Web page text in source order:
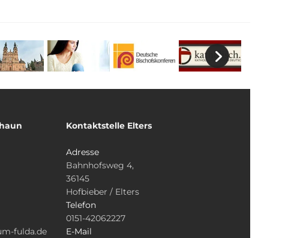
fulda.de
Kontaktstelle Elters
Adresse
Bahnhofsweg 4,
36145
Hofbieber / Elters
Telefon
0151-42062227
E-Mail